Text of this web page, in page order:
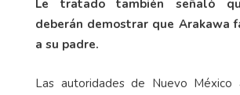
Le tratado también señaló
deberán demostrar que Arakawa
a su padre.
Las autoridades de Nuevo México